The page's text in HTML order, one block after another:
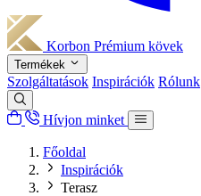
Korbon Prémium kövek
Termékek
Szolgáltatások Inspirációk Rólunk
Hívjon minket
Főoldal
Inspirációk
Terasz